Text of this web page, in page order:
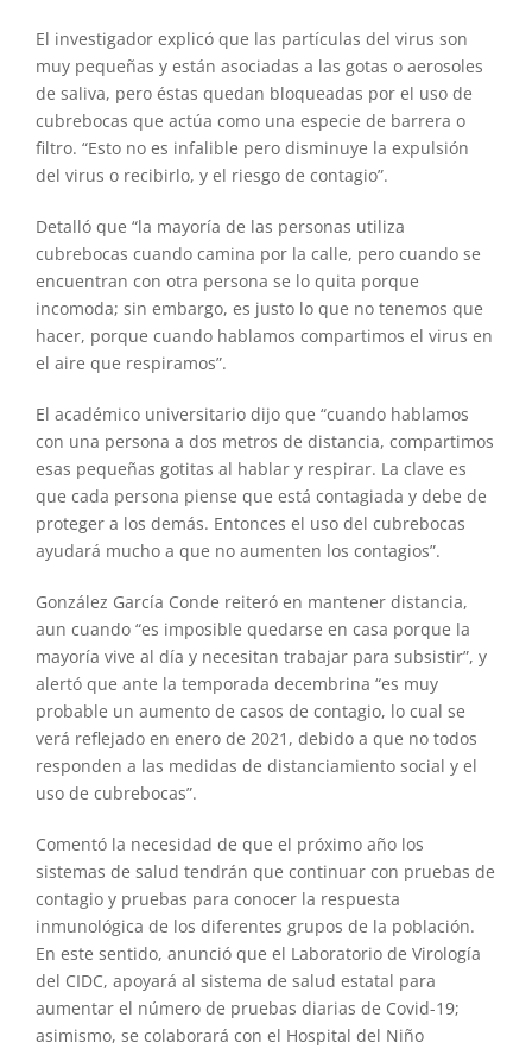
El investigador explicó que las partículas del virus son
muy pequeñas y están asociadas a las gotas o aerosoles
de saliva, pero éstas quedan bloqueadas por el uso de
cubrebocas que actúa como una especie de barrera o
filtro. “Esto no es infalible pero disminuye la expulsión
del virus o recibirlo, y el riesgo de contagio”.
Detalló que “la mayoría de las personas utiliza
cubrebocas cuando camina por la calle, pero cuando se
encuentran con otra persona se lo quita porque
incomoda; sin embargo, es justo lo que no tenemos que
hacer, porque cuando hablamos compartimos el virus en
el aire que respiramos”.
El académico universitario dijo que “cuando hablamos
con una persona a dos metros de distancia, compartimos
esas pequeñas gotitas al hablar y respirar. La clave es
que cada persona piense que está contagiada y debe de
proteger a los demás. Entonces el uso del cubrebocas
ayudará mucho a que no aumenten los contagios”.
González García Conde reiteró en mantener distancia,
aun cuando “es imposible quedarse en casa porque la
mayoría vive al día y necesitan trabajar para subsistir”, y
alertó que ante la temporada decembrina “es muy
probable un aumento de casos de contagio, lo cual se
verá reflejado en enero de 2021, debido a que no todos
responden a las medidas de distanciamiento social y el
uso de cubrebocas”.
Comentó la necesidad de que el próximo año los
sistemas de salud tendrán que continuar con pruebas de
contagio y pruebas para conocer la respuesta
inmunológica de los diferentes grupos de la población.
En este sentido, anunció que el Laboratorio de Virología
del CIDC, apoyará al sistema de salud estatal para
aumentar el número de pruebas diarias de Covid-19;
asimismo, se colaborará con el Hospital del Niño